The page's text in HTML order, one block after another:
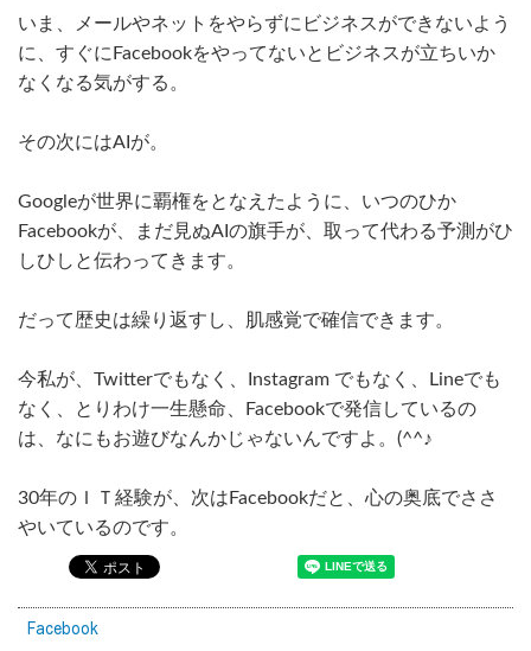
いま、メールやネットをやらずにビジネスができないよう
に、すぐにFacebookをやってないとビジネスが立ちいか
なくなる気がする。
その次にはAIが。
Googleが世界に覇権をとなえたように、いつのひか
Facebookが、まだ見ぬAIの旗手が、取って代わる予測がひ
しひしと伝わってきます。
だって歴史は繰り返すし、肌感覚で確信できます。
今私が、Twitterでもなく、Instagram でもなく、Lineでも
なく、とりわけ一生懸命、Facebookで発信しているの
は、なにもお遊びなんかじゃないんですよ。(^^♪
30年のＩＴ経験が、次はFacebookだと、心の奥底でささ
やいているのです。
Facebook